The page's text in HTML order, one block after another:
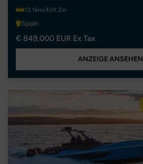
13.16m/43ft 2in
Spain
€ 849,000 EUR Ex Tax
ANZEIGE ANSEHEN